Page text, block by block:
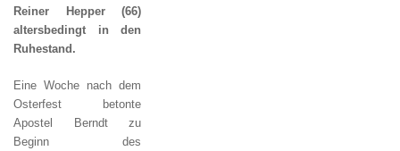
Reiner Hepper (66)
altersbedingt in den
Ruhestand.
Eine Woche nach dem
Osterfest betonte
Apostel Berndt zu
Beginn des